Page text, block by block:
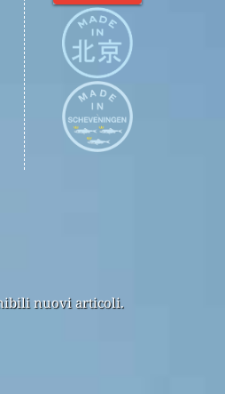
nuovi articoli.